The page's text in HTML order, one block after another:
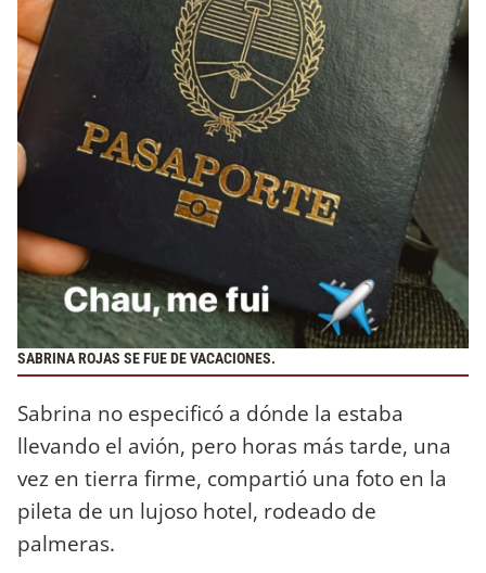
SABRINA ROJAS SE FUE DE VACACIONES.
Sabrina no especificó a dónde la estaba
llevando el avión, pero horas más tarde, una
vez en tierra firme, compartió una foto en la
pileta de un lujoso hotel, rodeado de
palmeras.